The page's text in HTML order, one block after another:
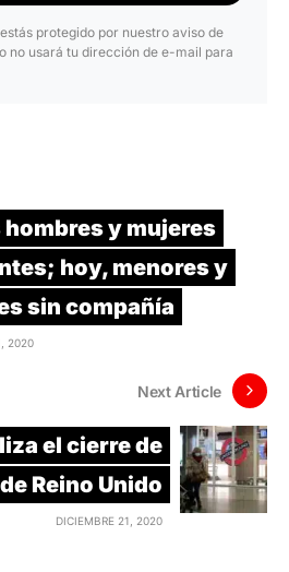
protegido por nuestro aviso de
no usará tu dirección de e-mail para
y mujeres
hoy, menores y
sin compañía
2020
Next Article
el cierre de
Reino Unido
DICIEMBRE 21, 2020